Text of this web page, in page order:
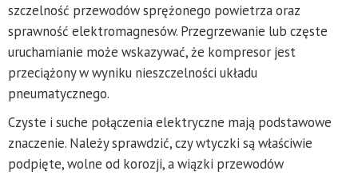
szczelność przewodów sprężonego powietrza oraz
sprawność elektromagnesów. Przegrzewanie lub częste
uruchamianie może wskazywać, że kompresor jest
przeciążony w wyniku nieszczelności układu
pneumatycznego.
Czyste i suche połączenia elektryczne mają podstawowe
znaczenie. Należy sprawdzić, czy wtyczki są właściwie
podpięte, wolne od korozji, a wiązki przewodów